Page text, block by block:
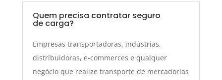
Quem precisa contratar seguro
de carga?
Empresas transportadoras, indústrias,
distribuidoras, e-commerces e qualquer
negócio que realize transporte de mercadorias